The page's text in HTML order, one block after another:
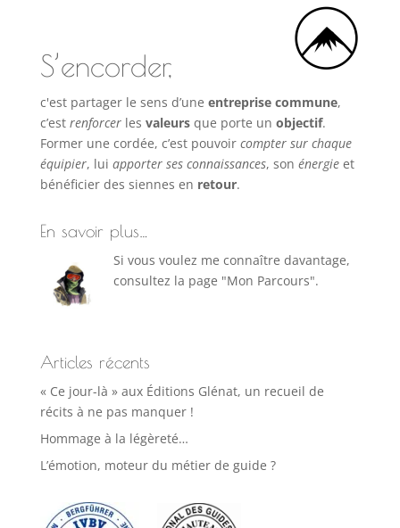
S’encorder,
c'est partager le sens d’une entreprise commune,
c’est renforcerles valeursque porte un objectif.
Former une cordée, c’est pouvoircompter sur chaque
équipier, lui apporter ses connaissances, son énergieet
bénéficier des siennes en retour.
En savoir plus…
Si vous voulez me connaître davantage,
consultez la page "Mon Parcours".
Articles récents
« Ce jour-là » aux Éditions Glénat, un recueil de
récits à ne pas manquer !
Hommage à la légèreté…
L’émotion, moteur du métier de guide ?